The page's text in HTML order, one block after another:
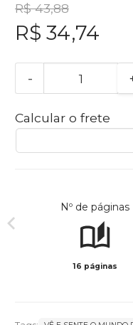
R$ 43,88
R$ 34,74
-
Calcular o frete
Nº de páginas
16 páginas